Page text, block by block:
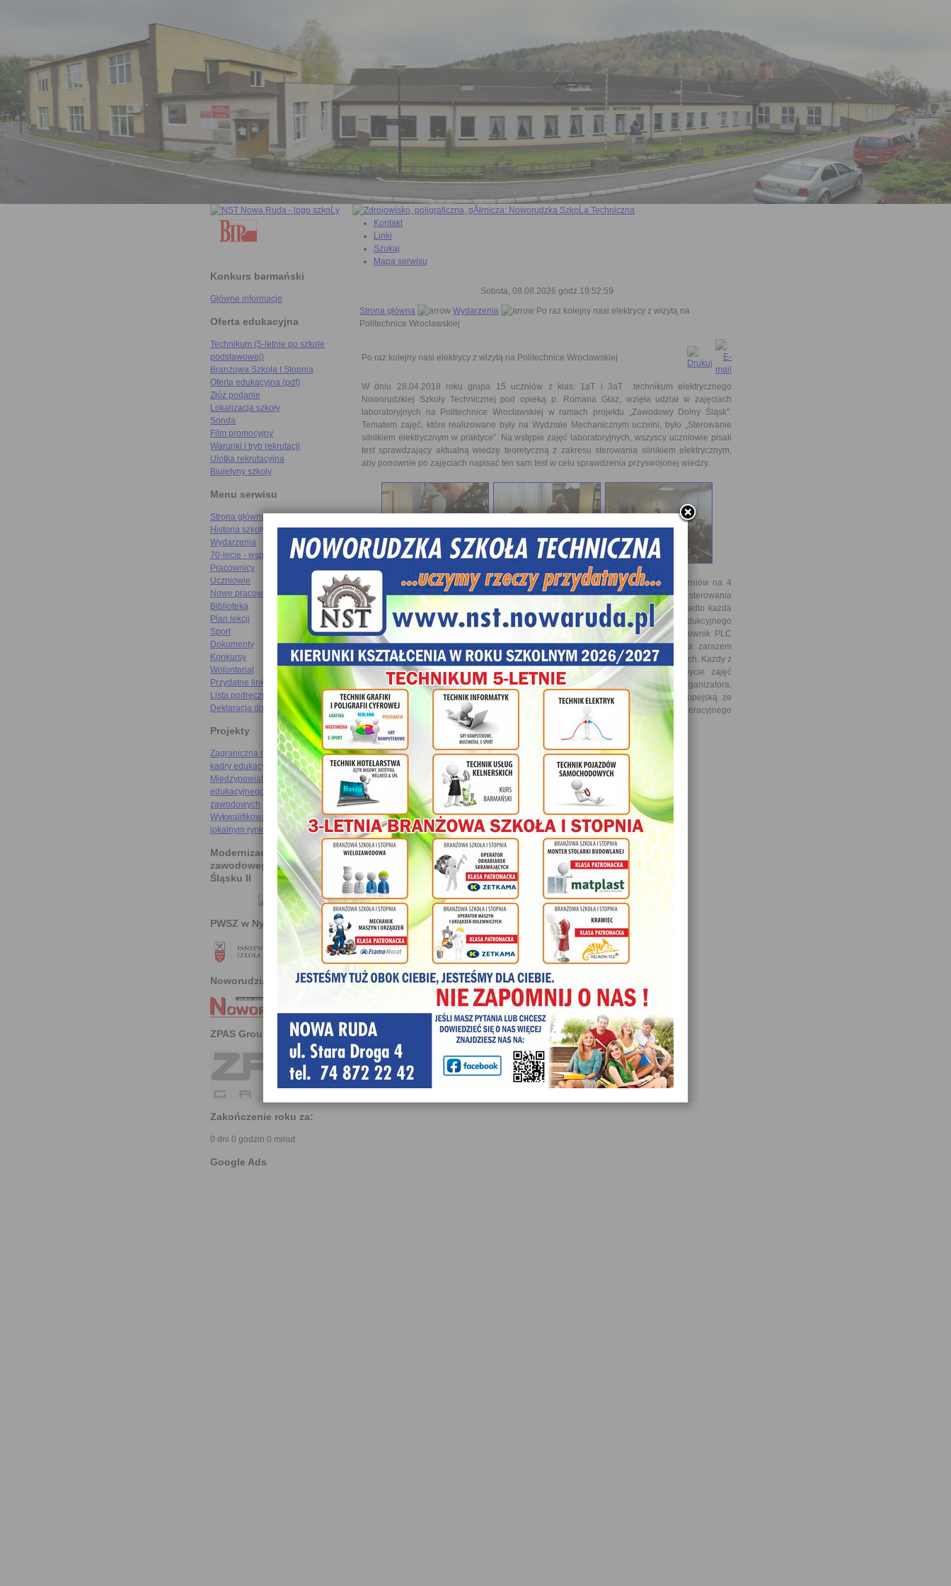
Konkurs barmański
Główne informacje
Oferta edukacyjna
Technikum (5-letnie po szkole
podstawowej)
Branżowa Szkoła I Stopnia
Oferta edukacyjna (pdf)
Złóż podanie
Lokalizacja szkoły
Sonda
Film promocyjny
Warunki i tryb rekrutacji
Ulotka rekrutacyjna
Biuletyny szkoły
Menu serwisu
Strona główna
Historia szkoły
Wydarzenia
70-lecie - wspomnienia
Pracownicy
Uczniowie
Nowe pracownie
Biblioteka
Plan lekcji
Sport
Dokumenty
Konkursy
Wolontariat
Przydatne linki
Lista podręczników
Deklaracja dostępności
Projekty
Zagraniczna mobilność szkolnej
kadry edukacyjnej
Międzypowiatowa droga do
edukacyjnego sukcesu szkół
zawodowych
Wykwalifikowani rzemieślnicy na
lokalnym rynku pracy
Modernizacja kształcenia
zawodowego na Dolnym
Śląsku II
PWSZ w Nysie
Noworudzianin
ZPAS Group
Zakończenie roku za:
0 dni 0 godzin 0 minut
Google Ads
Kontakt
Linki
Szukaj
Mapa serwisu
Sobota, 08.08.2026 godz.19:52:59
Strona główna
Wydarzenia
Po raz kolejny nasi elektrycy z wizytą na
Politechnice Wrocławskiej
Po raz kolejny nasi elektrycy z wizytą na Politechnice Wrocławskiej
W dniu 28.04.2018 roku grupa 15 uczniów z klas: 1aT i 3aT technikum elektrycznego
Noworudzkiej Szkoły Technicznej pod opieką p. Romana Głaz, wzięła udział w zajęciach
laboratoryjnych na Politechnice Wrocławskiej w ramach projektu „Zawodowy Dolny Śląsk”.
Tematem zajęć, które realizowane były na Wydziale Mechanicznym uczelni, było „Sterowanie
silnikiem elektrycznym w praktyce”. Na wstępie zajęć laboratoryjnych, wszyscy uczniowie pisali
test sprawdzający aktualną wiedzę teoretyczną z zakresu sterowania silnikiem elektrycznym,
aby ponownie po zajęciach napisać ten sam test w celu sprawdzenia przyswojonej wiedzy.
Po wstępnym wykładzie teoretycznym i pokazie multimedialnym podzielono uczniów na 4
grupy ćwiczeniowe i każda grupa miała za zadanie wykonanie układu zasilania i sterowania
silnikami: indukcyjnym jednofazowym, prądu stałego oraz silnikiem krokowym. Ponadto każda
grupa miała za zadanie demontaż, pomiary uzwojeń oraz ponowny montaż silnika indukcyjnego
klatkowego. Uczniowie po raz pierwszy mogli sami zaprogramować poprzez sterownik PLC
sterowanie pracy silnika elektrycznego. Było to całkiem nowe doświadczenie a zarazem
przedsmak tego, czego mogą się nauczyć kontynuując naukę na studiach inżynierskich. Każdy z
uczestników zajęć laboratoryjnych otrzymał zaświadczenie potwierdzające odbycie zajęć
politechnicznych. Zarówno koszt zajęć, transport jak i wyżywienie leżały po stronie organizatora,
a sam Projekt „Zawodowy Dolny Śląsk” był współfinansowany przez Unię Europejską ze
środków Europejskiego Funduszu Społecznego w ramach Programu Operacyjnego
Województwa Dolnośląskiego 2014-2020.